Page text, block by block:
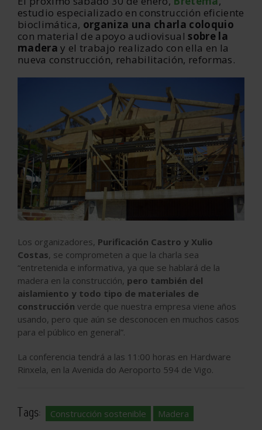
estudio especializado en construcción eficiente
bioclimática, organiza una charla coloquio
con material de apoyo audiovisualsobre la
madera y el trabajo realizado con ella en la
nueva construcción, rehabilitación, reformas.
Los organizadores, Purificación Castro y Xulio
Costas, se comprometen a que la charla sea
“entretenida e informativa, ya que se hablará de la
madera en la construcción, pero también del
aislamiento y todo tipo de materiales de
construcción verde que nuestra empresa viene años
usando, pero que aún se desconocen en muchos casos
para el público en general”.
La conferencia tendrá a las 11:00 horas en Hardware
Rinxela, en la Avenida do Aeroporto 594 de Vigo.
Tags: Construcción sostenible Madera